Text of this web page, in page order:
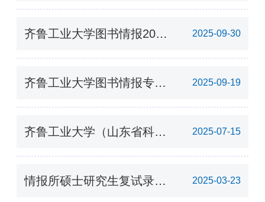
2025-09-30
齐鲁工业大学图书情报2026
2025-09-19
齐鲁工业大学图书情报专业
2025-07-15
齐鲁工业大学（山东省科学
2025-03-23
情报所硕士研究生复试录取